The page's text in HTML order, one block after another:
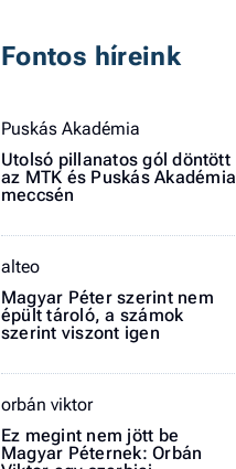
Fontos híreink
Puskás Akadémia
Utolsó pillanatos gól döntött
az MTK és Puskás Akadémia
meccsén
alteo
Magyar Péter szerint nem
épült tároló, a számok
szerint viszont igen
orbán viktor
Ez megint nem jött be
Magyar Péternek: Orbán